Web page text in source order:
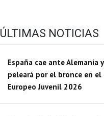
ÚLTIMAS NOTICIAS
España cae ante Alemania y
peleará por el bronce en el
Europeo Juvenil 2026